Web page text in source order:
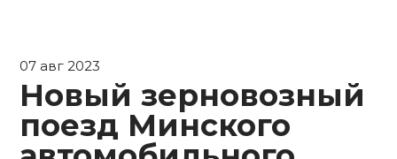
07 авг 2023
Новый зерновозный
поезд Минского